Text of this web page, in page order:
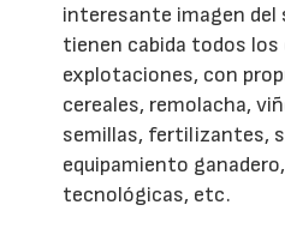
interesante imagen del
tienen cabida todos
explotaciones, con
cereales, remolacha,
semillas, fertilizantes,
equipamiento
tecnológicas, etc.